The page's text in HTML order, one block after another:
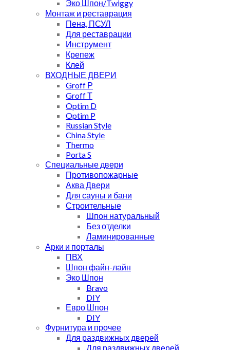
Эко Шпон/Twiggy
Монтаж и реставрация
Пена, ПСУЛ
Для реставрации
Инструмент
Крепеж
Клей
ВХОДНЫЕ ДВЕРИ
Groff Р
Groff Т
Optim D
Optim P
Russian Style
China Style
Thermo
Porta S
Специальные двери
Противопожарные
Аква Двери
Для сауны и бани
Строительные
Шпон натуральный
Без отделки
Ламинированные
Арки и порталы
ПВХ
Шпон файн-лайн
Эко Шпон
Bravo
DIY
Евро Шпон
DIY
Фурнитура и прочее
Для раздвижных дверей
Для раздвижных дверей